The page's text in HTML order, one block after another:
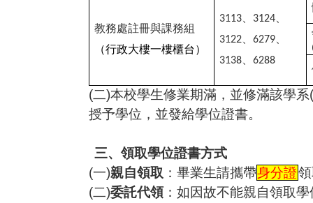
教務處註冊與課務組
（行政大樓一樓櫃台）
3113 3124
3122 6279
3138 6288
(二)本校學生修業期滿，並修滿該學系(
授予學位，並發給學位證書。
三、 領取學位證書方式
(一)親自領取 ：畢業生請攜帶身分證
(二)委託代領 ：如因故不能親自領取